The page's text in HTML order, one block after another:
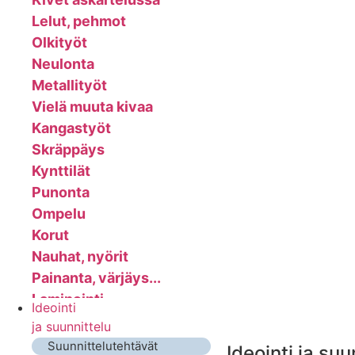
Lelut, pehmot
Olkityöt
Neulonta
Metallityöt
Vielä muuta kivaa
Kangastyöt
Skräppäys
Kynttilät
Punonta
Ompelu
Korut
Nauhat, nyörit
Painanta, värjäys...
Laminointi
Sarvi- ja luutyöt
Mosaiikkityöt
Ideointi
ja suunnittelu
Suunnittelutehtävät